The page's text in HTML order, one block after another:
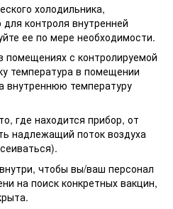
холодильника,
контроля внутренней
ее по мере необходимости.
помещениях с контролируемой
температура в помещении
внутреннюю температуру
где находится прибор, от
надлежащий поток воздуха
чтобы вы/ваш персонал
на поиск конкретных вакцин,